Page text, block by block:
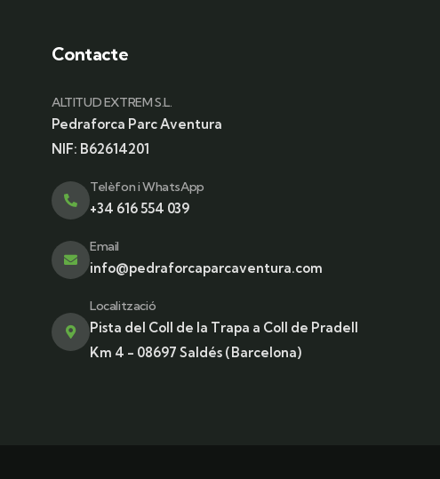
Contacte
ALTITUD EXTREM S.L.
Pedraforca Parc Aventura
NIF: B62614201
Telèfon i WhatsApp
+34 616 554 039
Email
info@pedraforcaparcaventura.com
Localització
Pista del Coll de la Trapa a Coll de Pradell
Km 4 - 08697 Saldés (Barcelona)